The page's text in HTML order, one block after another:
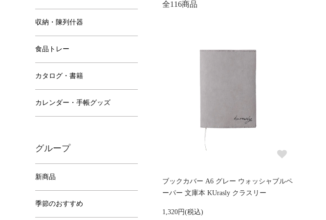
全116商品
ブックカバー A6 グレー ウォッシャブルペ
ーパー 文庫本 KUrasly クラスリー
1,320円(税込)
収納・陳列什器
食品トレー
カタログ・書籍
カレンダー・手帳グッズ
グループ
新商品
季節のおすすめ